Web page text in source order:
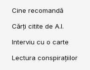
Cine recomandă
Cărți citite de A.I.
Interviu cu o carte
Lectura conspirațiilor